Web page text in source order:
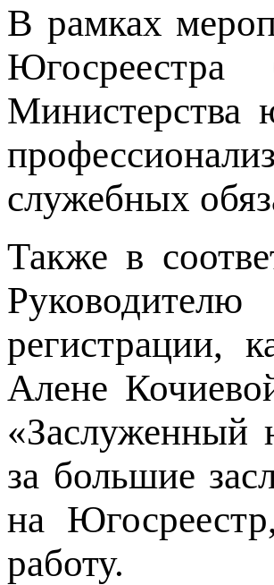
В рамках
Югосреестра
служебных
Также в
Алене
«Заслуженный
за большие
на
работу.